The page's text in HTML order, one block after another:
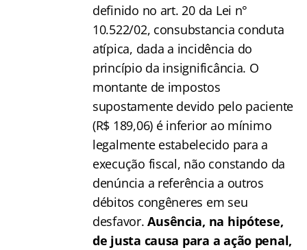
definido no art. 20 da Lei n°
10.522/02, consubstancia conduta
atípica, dada a incidência do
princípio da insignificância. O
montante de impostos
supostamente devido pelo paciente
(R$ 189,06) é inferior ao mínimo
legalmente estabelecido para a
execução fiscal, não constando da
denúncia a referência a outros
débitos congêneres em seu
desfavor.Ausência, na hipótese,
de justa causa para a ação penal,